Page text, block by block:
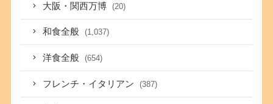
大阪・関西万博 (20)
和食全般 (1,037)
洋食全般 (654)
フレンチ・イタリアン (387)